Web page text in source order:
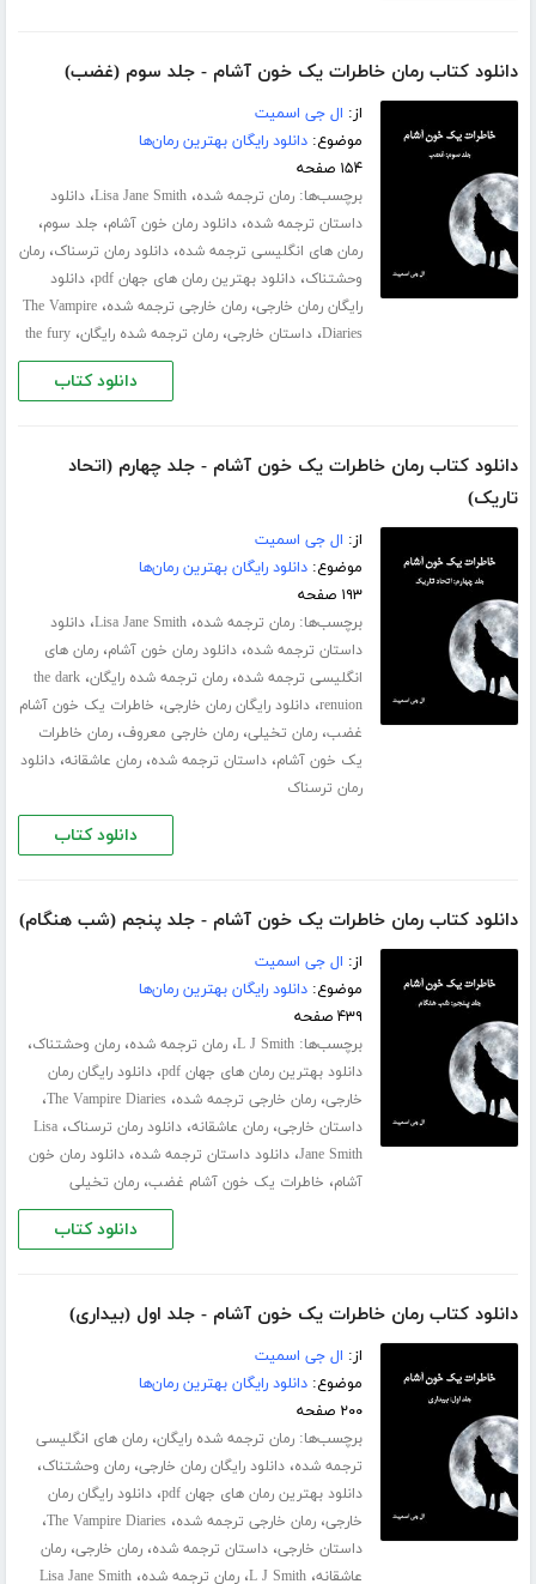
دانلود کتاب رمان خاطرات یک خون آشام - جلد سوم (غضب)
از: ال جی اسمیت
موضوع:دانلود رایگان بهترین رمان‌ها
۱۵۴ صفحه
برچسب‌ها:رمان ترجمه شده،Lisa Jane Smith،دانلود
داستان ترجمه شده،دانلود رمان خون آشام، جلد سوم،
رمان های انگلیسی ترجمه شده،دانلود رمان ترسناک،رمان
وحشتناک،دانلود بهترین رمان های جهان pdf ،دانلود
رایگان رمان خارجی،رمان خارجی ترجمه شده،The Vampire
Diaries،داستان خارجی،رمان ترجمه شده رایگان،the fury
دانلود کتاب
دانلود کتاب رمان خاطرات یک خون آشام - جلد چهارم (اتحاد
تاریک)
از: ال جی اسمیت
موضوع:دانلود رایگان بهترین رمان‌ها
۱۹۳ صفحه
برچسب‌ها:رمان ترجمه شده،Lisa Jane Smith،دانلود
داستان ترجمه شده،دانلود رمان خون آشام،رمان های
انگلیسی ترجمه شده،رمان ترجمه شده رایگان،the dark
renuion،دانلود رایگان رمان خارجی، خاطرات یک خون آشام
غضب،رمان تخیلی،رمان خارجی معروف،رمان خاطرات
یک خون آشام،داستان ترجمه شده،رمان عاشقانه،دانلود
رمان ترسناک
دانلود کتاب
دانلود کتاب رمان خاطرات یک خون آشام - جلد پنجم (شب هنگام)
از: ال جی اسمیت
موضوع:دانلود رایگان بهترین رمان‌ها
۴۳۹ صفحه
برچسب‌ها:L J Smith،رمان ترجمه شده،رمان وحشتناک،
دانلود بهترین رمان های جهان pdf ،دانلود رایگان رمان
خارجی،رمان خارجی ترجمه شده،The Vampire Diaries،
داستان خارجی،رمان عاشقانه،دانلود رمان ترسناک،Lisa
Jane Smith،دانلود داستان ترجمه شده،دانلود رمان خون
آشام، خاطرات یک خون آشام غضب،رمان تخیلی
دانلود کتاب
دانلود کتاب رمان خاطرات یک خون آشام - جلد اول (بیداری)
از: ال جی اسمیت
موضوع:دانلود رایگان بهترین رمان‌ها
۲۰۰ صفحه
برچسب‌ها:رمان ترجمه شده رایگان،رمان های انگلیسی
ترجمه شده،دانلود رایگان رمان خارجی،رمان وحشتناک،
دانلود بهترین رمان های جهان pdf ،دانلود رایگان رمان
خارجی،رمان خارجی ترجمه شده،The Vampire Diaries،
داستان خارجی،داستان ترجمه شده،رمان خارجی،رمان
عاشقانه،L J Smith،رمان ترجمه شده،Lisa Jane Smith